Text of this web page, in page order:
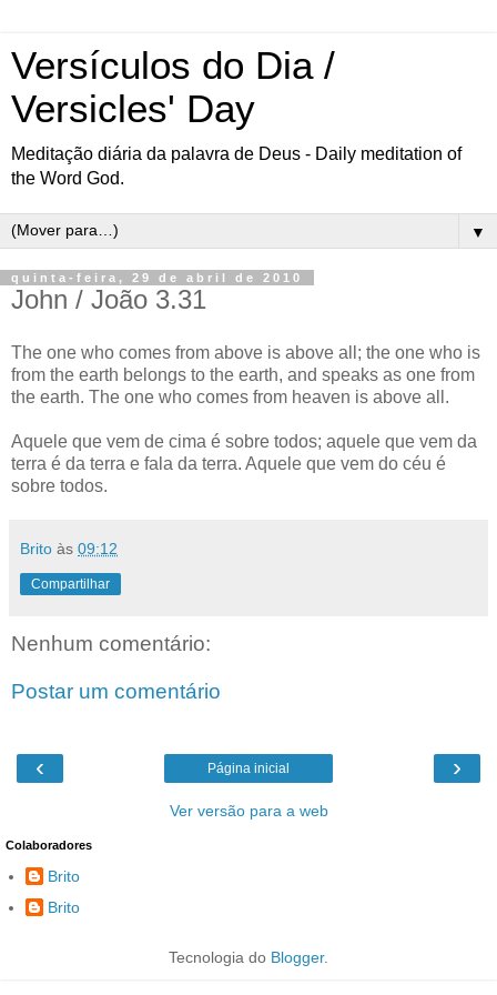
Versículos do Dia /
Versicles' Day
Meditação diária da palavra de Deus - Daily meditation of
the Word God.
▼
quinta-feira, 29 de abril de 2010
John / João 3.31
The one who comes from above is above all; the one who is
from the earth belongs to the earth, and speaks as one from
the earth. The one who comes from heaven is above all.
Aquele que vem de cima é sobre todos; aquele que vem da
terra é da terra e fala da terra. Aquele que vem do céu é
sobre todos.
Brito às 09:12
Compartilhar
Nenhum comentário:
Postar um comentário
‹ ›
Página inicial
Ver versão para a web
Colaboradores
Brito
Brito
Tecnologia do Blogger.